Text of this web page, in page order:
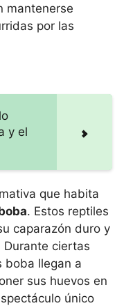
mantenerse
por las
y el
que habita
. Estos reptiles
caparazón duro y
ciertas
boba llegan a
sus huevos en
único